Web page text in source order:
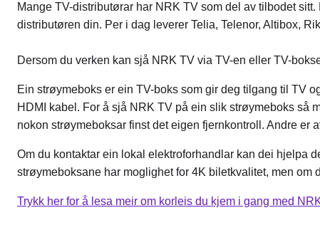
Mange TV-distributørar har NRK TV som del av tilbodet
distributøren din. Per i dag leverer Telia, Telenor, Altibox,
Dersom du verken kan sjå NRK TV via TV-en eller TV-
Ein strøymeboks er ein TV-boks som gir deg tilgang til TV
HDMI kabel. For å sjå NRK TV på ein slik strøymeboks så
nokon strøymeboksar finst det eigen fjernkontroll. Andre er
Om du kontaktar ein lokal elektroforhandlar kan dei hjelpa
strøymeboksane har moglighet for 4K biletkvalitet, men
Trykk her for å lesa meir om korleis du kjem i gang med